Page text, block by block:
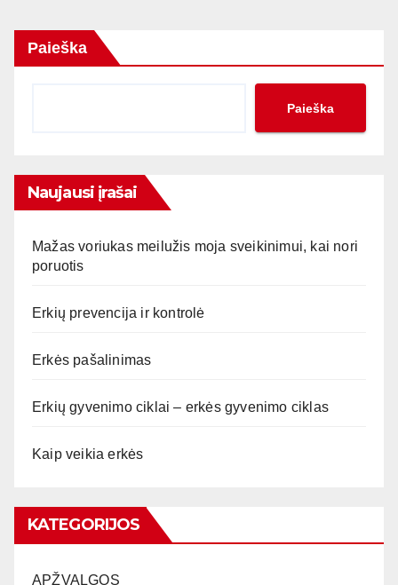
Paieška
Paieška
Naujausi įrašai
Mažas voriukas meilužis moja sveikinimui, kai nori
poruotis
Erkių prevencija ir kontrolė
Erkės pašalinimas
Erkių gyvenimo ciklai – erkės gyvenimo ciklas
Kaip veikia erkės
KATEGORIJOS
APŽVALGOS